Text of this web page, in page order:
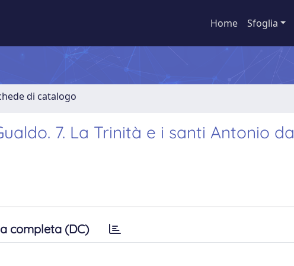
Home Sfoglia
di catalogo
7. La Trinità e i santi Antonio da
completa (DC)